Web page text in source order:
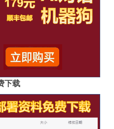
下载